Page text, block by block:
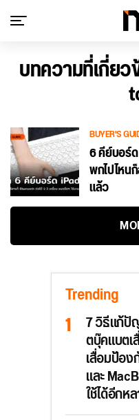
บทความที่เกี่ยว
BUYER'S
6 คีย์บอร์
พกไปไหน
แล้ว
Trending
7 วิธีแก้ปั
ตบุ๊คแบต
เสื่อมป้อง
และ
ใช้ได้อีกห